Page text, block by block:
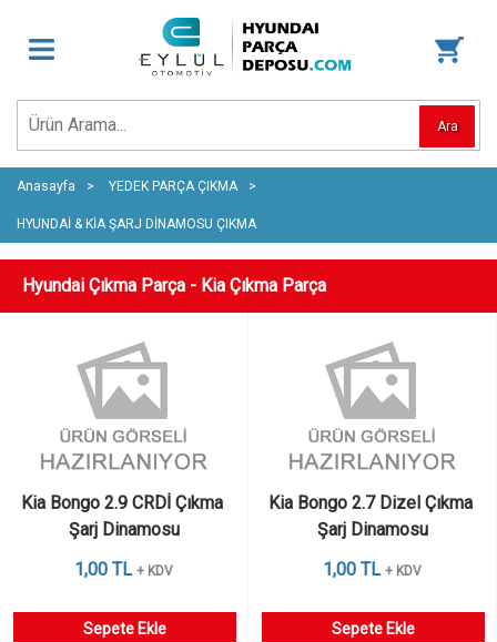
Ara
Anasayfa YEDEK PARÇA ÇIKMA
HYUNDAİ & KİA ŞARJ DİNAMOSU ÇIKMA
Hyundai Çıkma Parça - Kia Çıkma Parça
Kia Bongo 2.9 CRDİ Çıkma
Şarj Dinamosu
1,00 TL + KDV
Sepete Ekle
Kia Bongo 2.7 Dizel Çıkma
Şarj Dinamosu
1,00 TL + KDV
Sepete Ekle